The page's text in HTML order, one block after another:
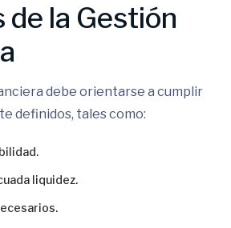
la Gestión
debe orientarse a cumplir
definidos, tales como:
liquidez.